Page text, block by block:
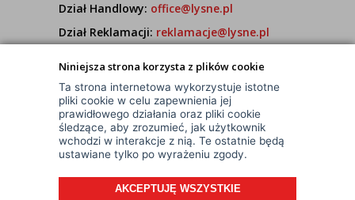
Niniejsza strona korzysta z plików cookie
Ta strona internetowa wykorzystuje istotne
pliki cookie w celu zapewnienia jej
prawidłowego działania oraz pliki cookie
śledzące, aby zrozumieć, jak użytkownik
wchodzi w interakcje z nią. Te ostatnie będą
ustawiane tylko po wyrażeniu zgody.
AKCEPTUJĘ WSZYSTKIE
Dział Handlowy: office@lysne.pl
Dział Reklamacji: reklamacje@lysne.pl
7:00 - 15:00
© Wszelkie Prawa Zastrzeżone